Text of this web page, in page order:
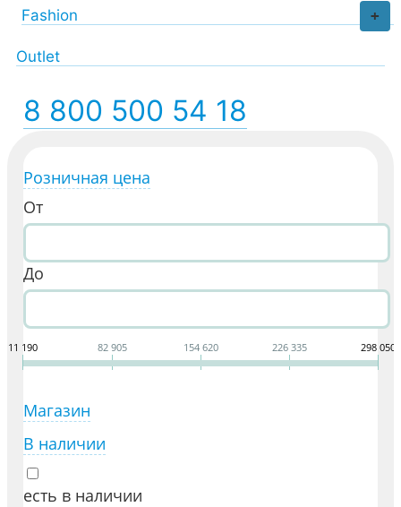
+
Fashion
Outlet
8 800 500 54 18
Розничная цена
От
До
11 190 82 905 154 620 226 335 298 050
Магазин
В наличии
есть в наличии